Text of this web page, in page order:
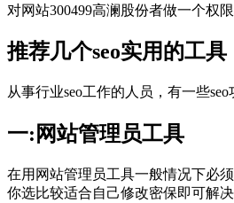
对网站300499高澜股份者做一个权
推荐几个seo实用的工具
从事行业seo工作的人员，有一些
一:网站管理员工具
在用网站管理员工具一般情况下必
你选比较适合自己修改密保即可解